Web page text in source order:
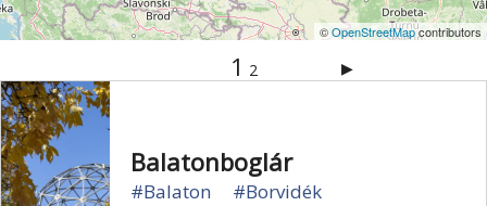
©OpenStreetMapcontributors
1 2 ▶
Balatonboglár
#Balaton
#Borvidék